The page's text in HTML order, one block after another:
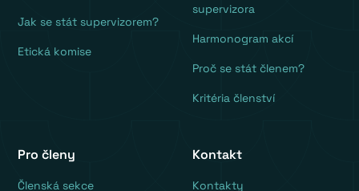
Jak se stát supervizorem?
Etická komise
supervizora
Harmonogram akcí
Proč se stát členem?
Kritéria členství
Pro členy
‍Členská sekce
Kontakt
Kontakty